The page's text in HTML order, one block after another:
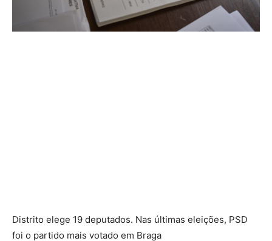
Distrito elege 19 deputados. Nas últimas eleições, PSD
foi o partido mais votado em Braga